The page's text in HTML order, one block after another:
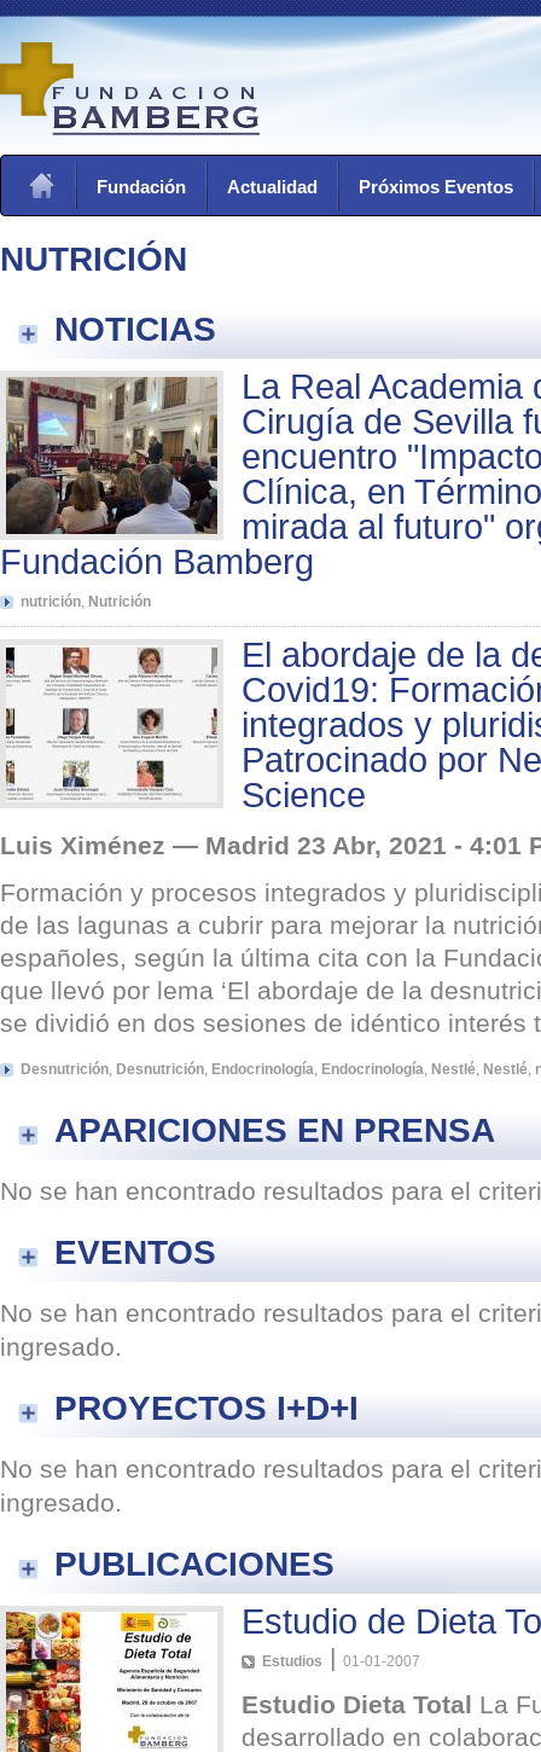
Fundación Actualidad Próximos Eventos
NUTRICIÓN
NOTICIAS
La Real Academia
Cirugía de Sevilla
encuentro
Clínica, en
mirada al futuro"
Fundación Bamberg
nutrición Nutrición
El abordaje de la
Covid19:
integrados y
Patrocinado por
Science
Luis Ximénez — Madrid 23 Abr, 2021 - 4:01
Formación y procesos integrados y
de las lagunas a cubrir para mejorar la
españoles, según la última cita con la
que llevó por lema ‘El abordaje de la
se dividió en dos sesiones de idéntico interés
Desnutrición Desnutrición Endocrinología Endocrinología Nestlé Nestlé
APARICIONES EN PRENSA
No se han encontrado resultados para el
EVENTOS
No se han encontrado resultados para el
ingresado.
PROYECTOS I+D+I
No se han encontrado resultados para el
ingresado.
PUBLICACIONES
Estudio de Dieta
Estudios | 01-01-2007
Estudio Dieta Total La
desarrollado en